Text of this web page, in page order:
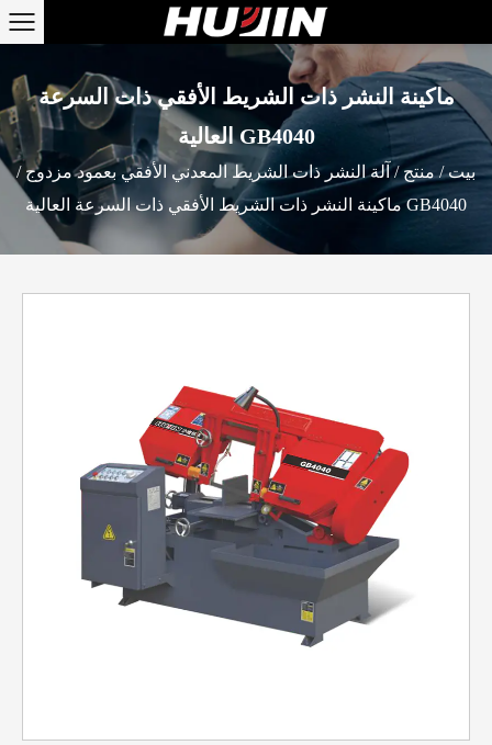
ماكينة النشر ذات الشريط الأفقي ذات السرعة
العالية GB4040
بيت/منتج/آلة النشر ذات الشريط المعدني الأفقي بعمود مزدوج /
ماكينة النشر ذات الشريط الأفقي ذات السرعة العالية GB4040